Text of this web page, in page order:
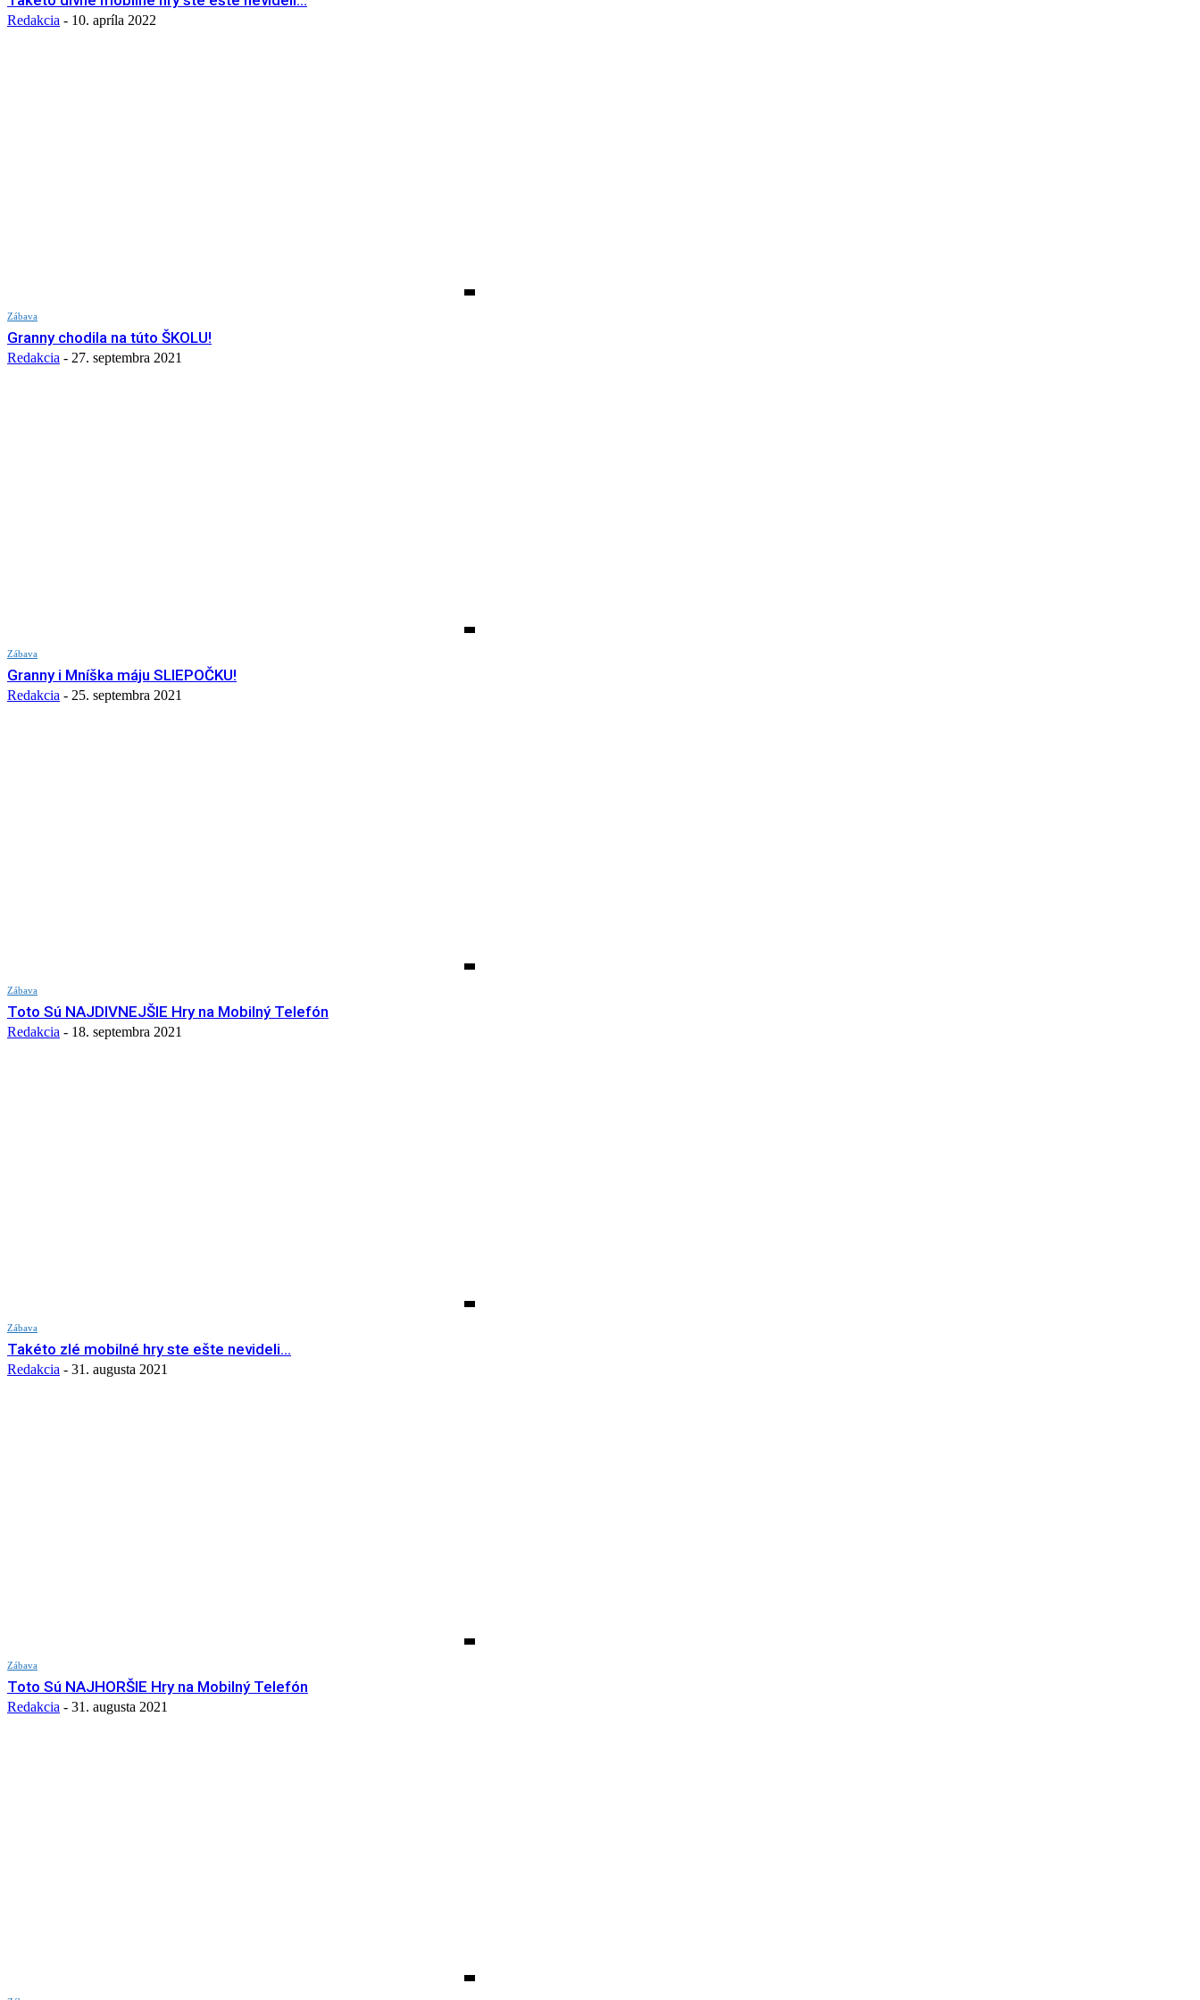
Redakcia - 10. apríla 2022
Zábava
Granny chodila na túto ŠKOLU!
Redakcia - 27. septembra 2021
Zábava
Granny i Mníška máju SLIEPOČKU!
Redakcia - 25. septembra 2021
Zábava
Toto Sú NAJDIVNEJŠIE Hry na Mobilný Telefón
Redakcia - 18. septembra 2021
Zábava
Takéto zlé mobilné hry ste ešte nevideli…
Redakcia - 31. augusta 2021
Zábava
Toto Sú NAJHORŠIE Hry na Mobilný Telefón
Redakcia - 31. augusta 2021